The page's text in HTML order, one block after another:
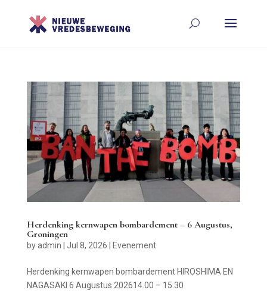
Herdenking kernwapen bombardement – 6 Augustus,
Groningen
byadmin | Jul 8, 2026 | Evenement
Herdenking kernwapen bombardement HIROSHIMA EN
NAGASAKI 6 Augustus 202614.00 – 15.30